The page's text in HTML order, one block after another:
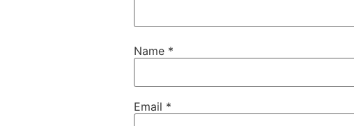
Name *
Email *